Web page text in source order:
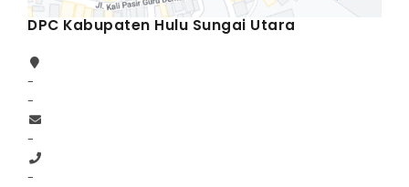
DPC Kabupaten Hulu Sungai Utara
-
-
-
-